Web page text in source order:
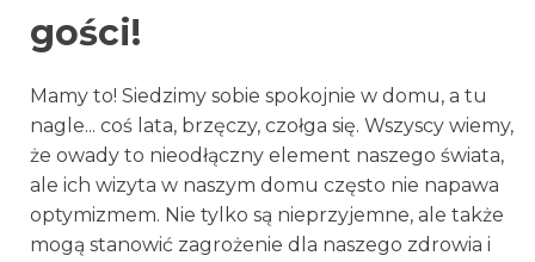
gości!
Mamy to! Siedzimy sobie spokojnie w domu, a tu
nagle... coś lata, brzęczy, czołga się. Wszyscy wiemy,
że owady to nieodłączny element naszego świata,
ale ich wizyta w naszym domu często nie napawa
optymizmem. Nie tylko są nieprzyjemne, ale także
mogą stanowić zagrożenie dla naszego zdrowia i